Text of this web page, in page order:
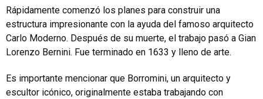
Rápidamente comenzó los planes para construir una
estructura impresionante con la ayuda del famoso arquitecto
Carlo Moderno. Después de su muerte, el trabajo pasó a Gian
Lorenzo Bernini. Fue terminado en 1633 y lleno de arte.
Es importante mencionar que Borromini, un arquitecto y
escultor icónico, originalmente estaba trabajando con